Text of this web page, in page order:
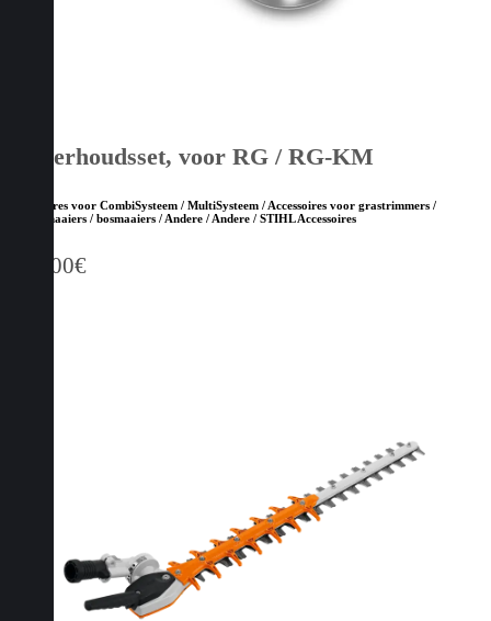
Onderhoudsset, voor RG / RG-KM
Accessoires voor CombiSysteem / MultiSysteem / Accessoires voor grastrimmers /
kantenmaaiers / bosmaaiers / Andere / Andere / STIHL Accessoires
104,00€